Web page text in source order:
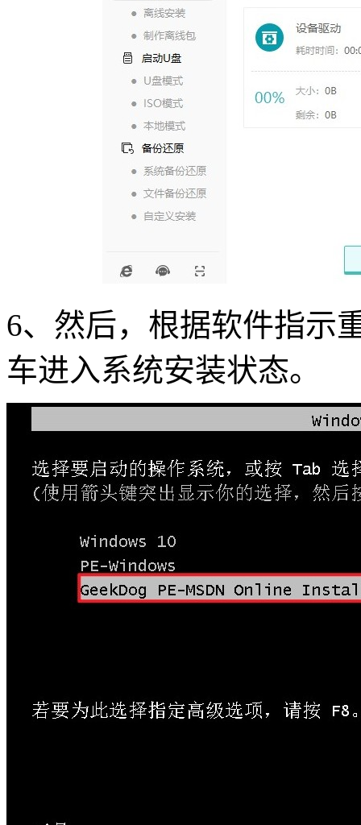
6、然后，根据软件指示
车进入系统安装状态。